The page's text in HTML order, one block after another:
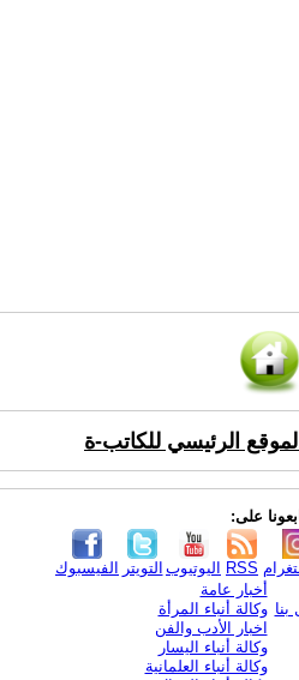
الموقع الرئيسي للكاتب-ة
على:
الفيسبوك التويتر اليوتيوب RSS
أخبار عامة
وكالة أنباء المرأة
اخبار الأدب والفن
وكالة أنباء اليسار
وكالة أنباء العلمانية